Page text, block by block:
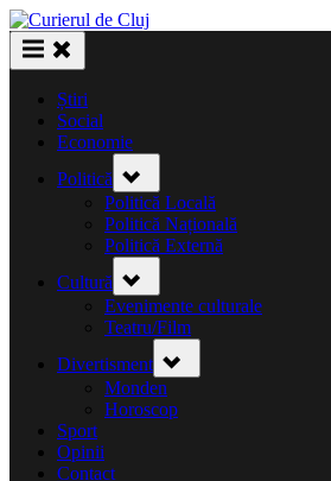
Skip
to
content
Știri
Social
Economie
Politică
sub-
menu
Politică Locală
Politică Națională
Politică Externă
Cultură
sub-
menu
Evenimente culturale
Teatru/Film
Divertisment sub-
menu
Monden
Horoscop
Sport
Opinii
Contact